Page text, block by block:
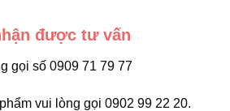
được tư vấn
gọi số 0909 71 79 77
vui lòng gọi 0902 99 22 20.